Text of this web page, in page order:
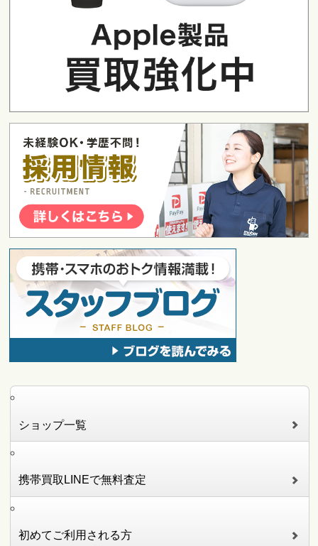
ショップ一覧
携帯買取LINEで無料査定
初めてご利用される方